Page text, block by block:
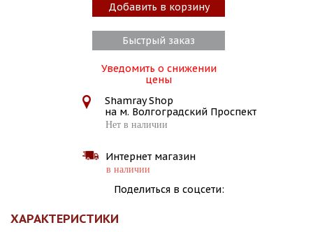
Добавить в корзину
Быстрый заказ
Уведомить о снижении
цены
Shamray Shop
на м. Волгоградский Проспект
Нет в наличии
Интернет магазин
в наличии
Поделиться в соцсети:
ХАРАКТЕРИСТИКИ